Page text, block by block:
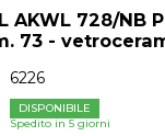
AKWL 728/NB
73 -
6226
DISPONIBILE
Spedito in 5 giorni